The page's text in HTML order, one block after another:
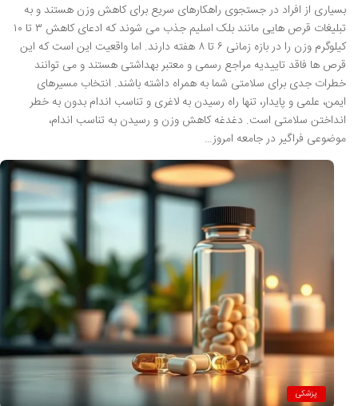
بسیاری از افراد در جستجوی راهکارهای سریع برای کاهش وزن هستند و به
تبلیغات قرص هایی مانند بلک اسلیم جذب می شوند که ادعای کاهش ۳ تا ۱۰
کیلوگرم وزن را در بازه زمانی ۶ تا ۸ هفته دارند. اما واقعیت این است که این
قرص ها فاقد تاییدیه مراجع رسمی و معتبر بهداشتی هستند و می توانند
خطرات جدی برای سلامتی شما به همراه داشته باشند. انتخاب مسیرهای
ایمن، علمی و پایدار، تنها راه رسیدن به لاغری و تناسب اندام بدون به خطر
انداختن سلامتی است. دغدغه کاهش وزن و رسیدن به تناسب اندام،
موضوعی فراگیر در جامعه امروز…
پزشکی